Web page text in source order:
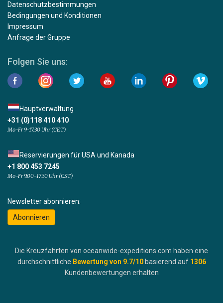
Datenschutzbestimmungen
Bedingungen und Konditionen
Impressum
Anfrage der Gruppe
Folgen Sie uns:
Hauptverwaltung
+31 (0)118 410 410
Mo-Fr 9-17:30 Uhr (CET)
Reservierungen für USA und Kanada
+1 800 453 7245
Mo-Fr 9.00-17.30 Uhr (CST)
Newsletter abonnieren:
Abonnieren
Die Kreuzfahrten von oceanwide-expeditions.com haben eine
durchschnittliche Bewertung von 9.7/10 basierend auf 1306
Kundenbewertungen erhalten